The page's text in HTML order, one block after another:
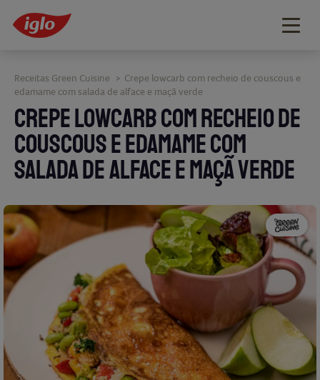
CREPE LOWCARB COM RECHEIO DE
COUSCOUS E EDAMAME COM
SALADA DE ALFACE E MAÇÃ VERDE
Receitas Green Cuisine > Crepe lowcarb com recheio de couscous e
edamame com salada de alface e maçã verde